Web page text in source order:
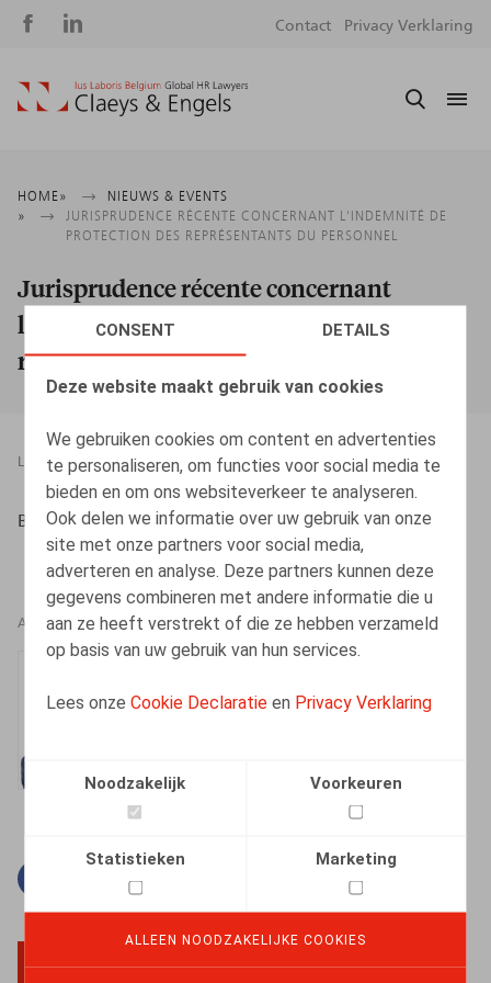
CONSENT DETAILS
Deze website maakt gebruik van cookies
We gebruiken cookies om content en advertenties
te personaliseren, om functies voor social media te
bieden en om ons websiteverkeer te analyseren.
Ook delen we informatie over uw gebruik van onze
site met onze partners voor social media,
adverteren en analyse. Deze partners kunnen deze
gegevens combineren met andere informatie die u
aan ze heeft verstrekt of die ze hebben verzameld
op basis van uw gebruik van hun services.
Lees onzeCookie Declaratie en Privacy Verklaring
Noodzakelijk Voorkeuren
Statistieken Marketing
ALLEEN NOODZAKELIJKE COOKIES
Social
Contact Privacy Verklaring
Kruimelpad
HOME
NIEUWS & EVENTS
JURISPRUDENCE RÉCENTE CONCERNANT L'INDEMNITÉ DE
PROTECTION DES REPRÉSENTANTS DU PERSONNEL
Jurisprudence récente concernant
l'indemnité de protection des
représentants du personnel
LEGAL MAGAZINES 15.01.2015
Bouciqué, W., ​Lic. & Dém. nr 1 2015, pp. 1-7
AUTEURS
Vennoot
Facebook
TwitterLinkedin